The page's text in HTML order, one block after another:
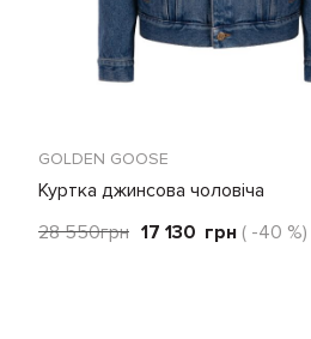
GOLDEN GOOSE
Куртка джинсова чоловіча
28 550грн 17 130 грн ( -40 %)